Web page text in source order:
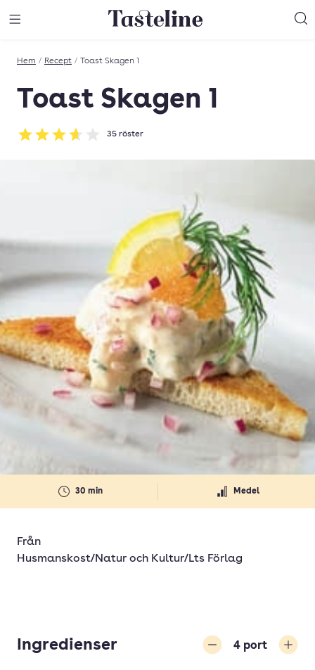
Till Tastelines startsida
Hem / Recept / Toast Skagen 1
Toast Skagen 1
Betyg: 3.63 av 5
35 röster
30 min Medel
Från
Husmanskost/Natur och Kultur/Lts Förlag
Ingredienser 4 port